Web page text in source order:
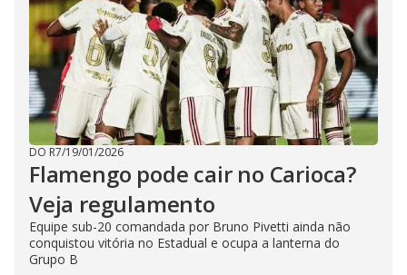
DO R7/19/01/2026
Flamengo pode cair no Carioca?
Veja regulamento
Equipe sub-20 comandada por Bruno Pivetti ainda não
conquistou vitória no Estadual e ocupa a lanterna do
Grupo B